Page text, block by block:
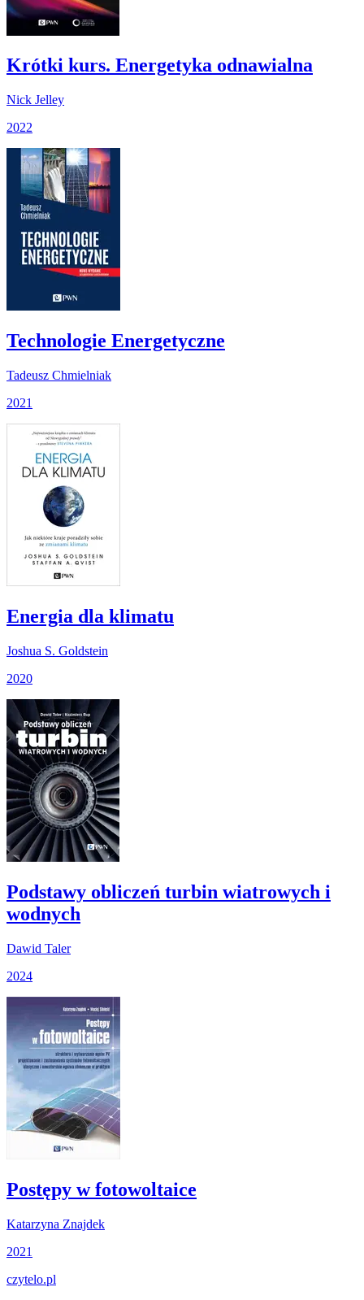
Krótki kurs. Energetyka odnawialna
Nick Jelley
2022
Technologie Energetyczne
Tadeusz Chmielniak
2021
Energia dla klimatu
Joshua S. Goldstein
2020
Podstawy obliczeń turbin wiatrowych i
wodnych
Dawid Taler
2024
Postępy w fotowoltaice
Katarzyna Znajdek
2021
czytelo.pl